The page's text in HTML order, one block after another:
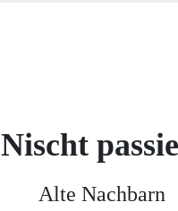
Nischt
Alte Nachbarn